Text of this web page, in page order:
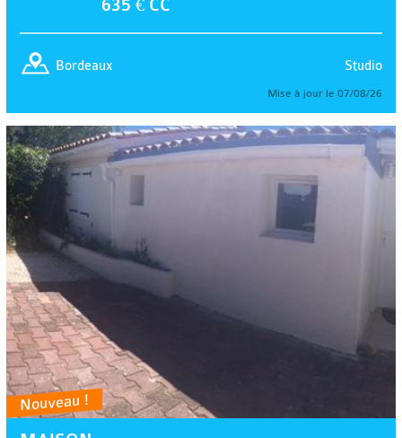
635 € CC
Studio
Bordeaux
Mise à jour le 07/08/26
Nouveau !